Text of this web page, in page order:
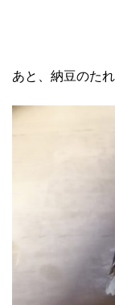
あと、納豆のたれ